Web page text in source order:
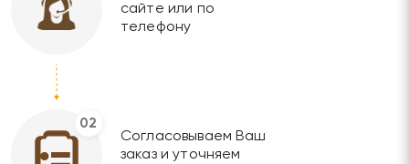
сайте или по
телефону
02
Согласовываем Ваш
заказ и уточняем